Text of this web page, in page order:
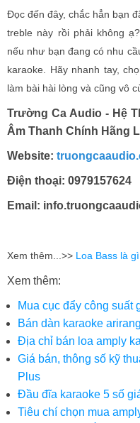
Đọc đến đây, chắc hẳn bạn
treble này rồi phải không
nếu như bạn đang có nhu
karaoke. Hãy nhanh tay,
làm bài hài lòng và cũng vô
Trường Ca Audio - Hệ
Âm Thanh Chính Hãng
Website:
Điện thoại: 0979157624
Email:
Xem thêm...>> Loa Bass là
Xem thêm:
Mua cục đẩy công suất
Bán dàn karaoke
Địa chỉ bán loa amply
Giá bán, thông số kỹ
Plus
Đầu đĩa karaoke 5 số
Tiêu chí chọn mua